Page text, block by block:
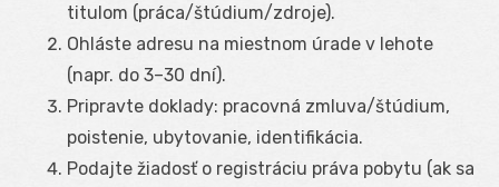
titulom (práca/štúdium/zdroje).
Ohláste adresu na miestnom úrade v lehote
(napr. do 3–30 dní).
Pripravte doklady: pracovná zmluva/štúdium,
poistenie, ubytovanie, identifikácia.
Podajte žiadosť o registráciu práva pobytu (ak sa